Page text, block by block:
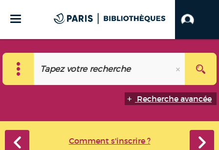
Recherche avancée
Comment s'inscrire ?